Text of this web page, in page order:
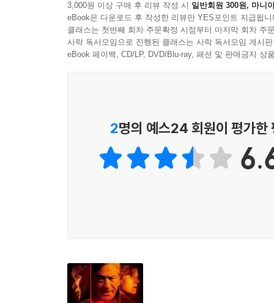
3,000원 이상 구매 후 리뷰 작성 시 일반회원 300원, 마니
eBook은 다운로드 후 작성한 리뷰만 YES포인트 지급됩니
클래스는 첫번째 회차 주문확정 시점부터 마지막 회차 주
사락 독서모임으로 진행된 클래스는 사락 독서모임 게시
eBook 페이백, CD/LP, DVD/Blu-ray, 패션 및 판매금지 상
2명의 예스24 회원이 평가한